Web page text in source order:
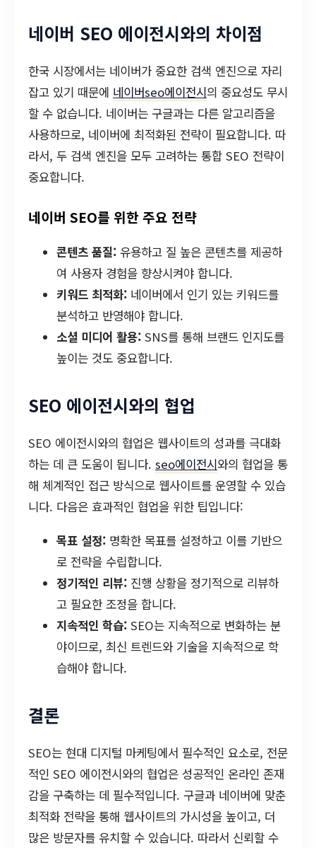
네이버 SEO 에이전시와의 차이점
한국 시장에서는 네이버가 중요한 검색 엔진으로 자리
잡고 있기 때문에 네이버seo에이전시의 중요성도 무시
할 수 없습니다. 네이버는 구글과는 다른 알고리즘을
사용하므로, 네이버에 최적화된 전략이 필요합니다. 따
라서, 두 검색 엔진을 모두 고려하는 통합 SEO 전략이
중요합니다.
네이버 SEO를 위한 주요 전략
콘텐츠 품질: 유용하고 질 높은 콘텐츠를 제공하
여 사용자 경험을 향상시켜야 합니다.
키워드 최적화: 네이버에서 인기 있는 키워드를
분석하고 반영해야 합니다.
소셜 미디어 활용: SNS를 통해 브랜드 인지도를
높이는 것도 중요합니다.
SEO 에이전시와의 협업
SEO 에이전시와의 협업은 웹사이트의 성과를 극대화
하는 데 큰 도움이 됩니다. seo에이전시와의 협업을 통
해 체계적인 접근 방식으로 웹사이트를 운영할 수 있습
니다. 다음은 효과적인 협업을 위한 팁입니다:
목표 설정: 명확한 목표를 설정하고 이를 기반으
로 전략을 수립합니다.
정기적인 리뷰: 진행 상황을 정기적으로 리뷰하
고 필요한 조정을 합니다.
지속적인 학습: SEO는 지속적으로 변화하는 분
야이므로, 최신 트렌드와 기술을 지속적으로 학
습해야 합니다.
결론
SEO는 현대 디지털 마케팅에서 필수적인 요소로, 전문
적인 SEO 에이전시와의 협업은 성공적인 온라인 존재
감을 구축하는 데 필수적입니다. 구글과 네이버에 맞춘
최적화 전략을 통해 웹사이트의 가시성을 높이고, 더
많은 방문자를 유치할 수 있습니다. 따라서 신뢰할 수